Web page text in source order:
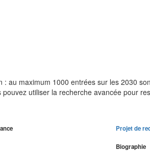
: au maximum 1000 entrées sur les 2030
pouvez utiliser la recherche avancée pour
Projet de
Biographie